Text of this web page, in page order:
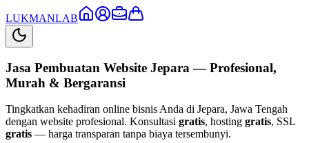
LUKMANLAB
Jasa Pembuatan Website Jepara — Profesional,
Murah & Bergaransi
Tingkatkan kehadiran online bisnis Anda di Jepara, Jawa Tengah
dengan website profesional. Konsultasi gratis, hosting gratis, SSL
gratis — harga transparan tanpa biaya tersembunyi.